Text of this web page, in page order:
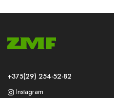
+375(29) 254-52-82
Instagram